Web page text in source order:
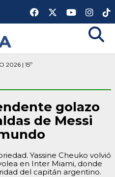
2026 | 15º
golazo
de Messi
Yassine Cheuko volvió
en Inter Miami, donde
del capitán argentino.